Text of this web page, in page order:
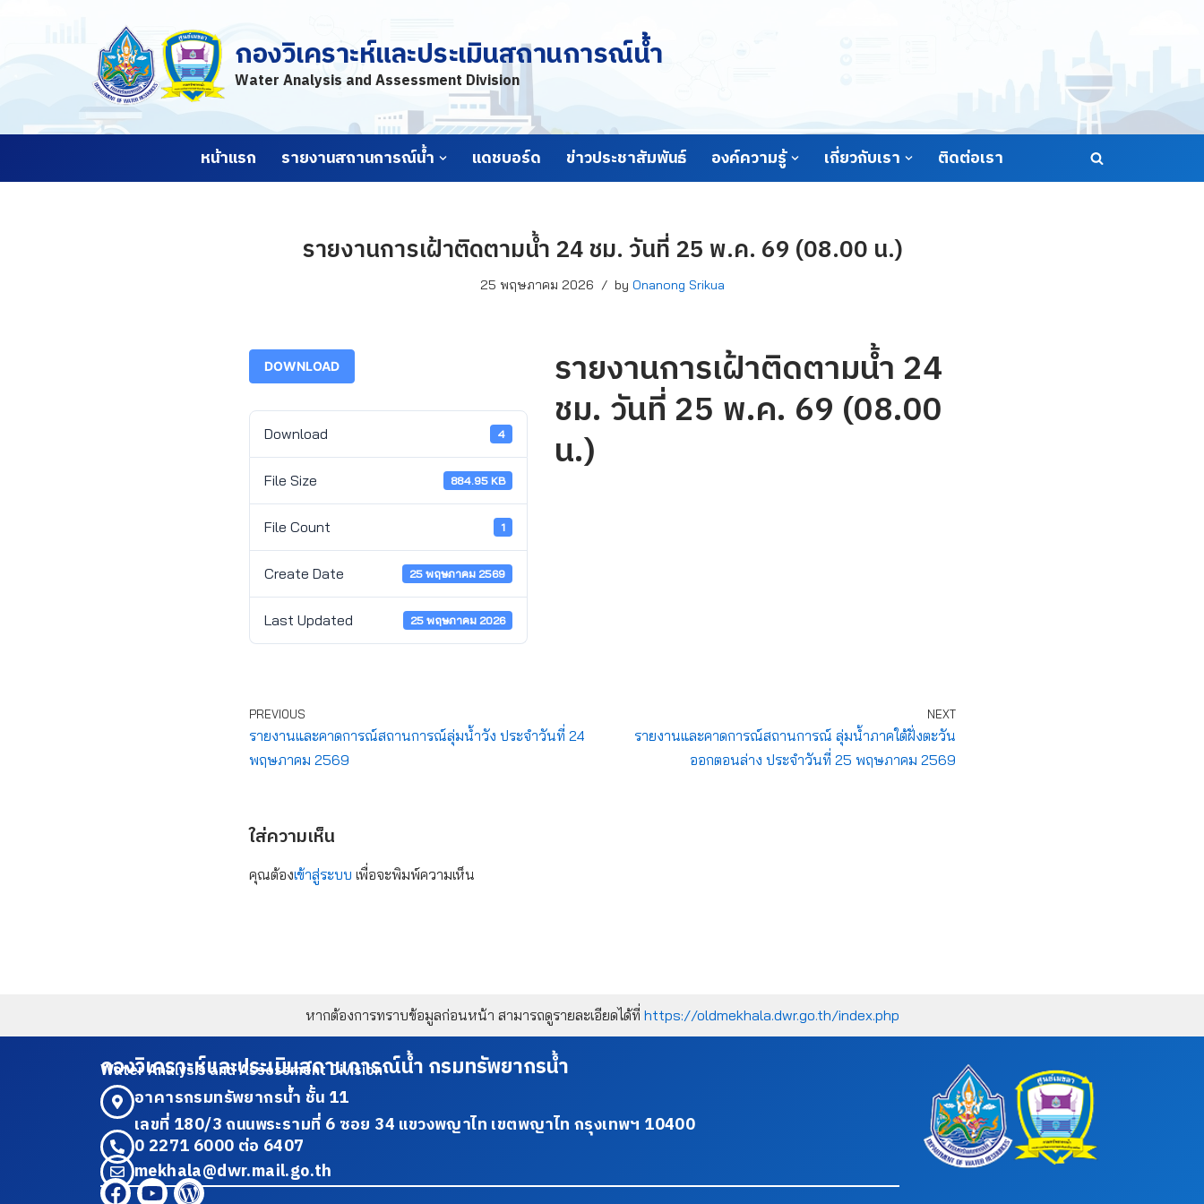
กองวิเคราะห์และประเมินสถานการณ์น้ำ
Water Analysis and Assessment Division
หน้าแรก รายงานสถานการณ์น้ำ แดชบอร์ด ข่าวประชาสัมพันธ์ องค์ความรู้ เกี่ยวกับเรา ติดต่อเรา
รายงานการเฝ้าติดตามน้ำ 24 ชม. วันที่ 25 พ.ค. 69 (08.00 น.)
25 พฤษภาคม 2026 by Onanong Srikua
DOWNLOAD
Download 4
File Size 884.95 KB
File Count 1
Create Date 25 พฤษภาคม 2569
Last Updated 25 พฤษภาคม 2026
รายงานการเฝ้าติดตามน้ำ 24
ชม. วันที่ 25 พ.ค. 69 (08.00
น.)
PREVIOUS
รายงานและคาดการณ์สถานการณ์ลุ่มน้ำวัง ประจำวันที่ 24
พฤษภาคม 2569
NEXT
รายงานและคาดการณ์สถานการณ์ ลุ่มน้ำภาคใต้ฝั่งตะวัน
ออกตอนล่าง ประจำวันที่ 25 พฤษภาคม 2569
ใส่ความเห็น
คุณต้องเข้าสู่ระบบ เพื่อจะพิมพ์ความเห็น
หากต้องการทราบข้อมูลก่อนหน้า สามารถดูรายละเอียดได้ที่ https://oldmekhala.dwr.go.th/index.php
กองวิเคราะห์และประเมินสถานการณ์น้ำ กรมทรัพยากรน้ำ
Water Analysis and Assessment Division
อาคารกรมทรัพยากรน้ำ ชั้น 11
เลขที่ 180/3 ถนนพระรามที่ 6 ซอย 34 แขวงพญาไท เขตพญาไท กรุงเทพฯ 10400
0 2271 6000 ต่อ 6407
mekhala@dwr.mail.go.th